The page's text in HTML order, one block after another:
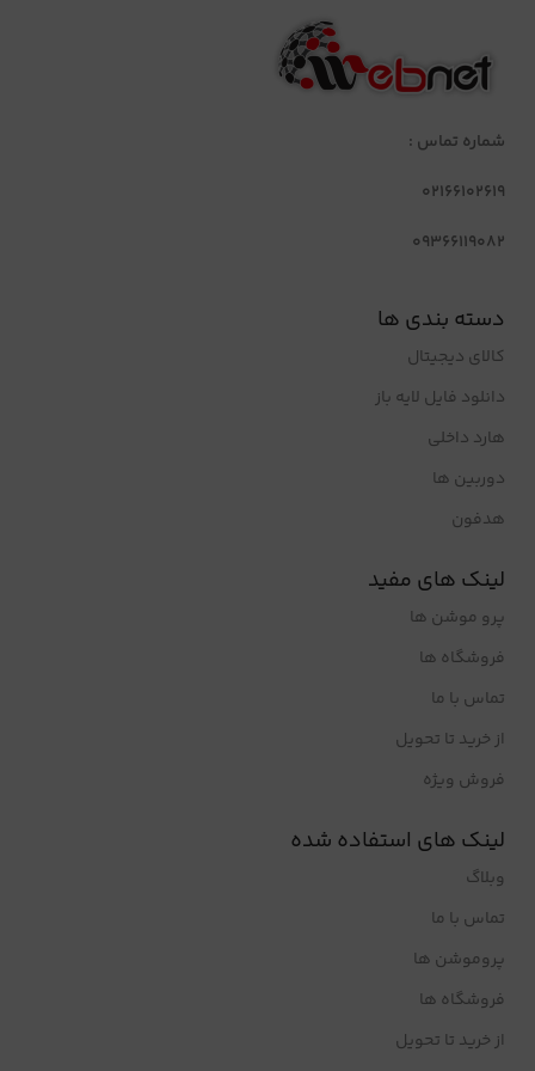
شماره تماس :
02166102619
09366119082
دسته بندی ها
کالای دیجیتال
دانلود فایل لایه باز
هارد داخلی
دوربین ها
هدفون
لینک های مفید
پرو موشن ها
فروشگاه ها
تماس با ما
از خرید تا تحویل
فروش ویژه
لینک های استفاده شده
وبلاگ
تماس با ما
پروموشن ها
فروشگاه ها
از خرید تا تحویل